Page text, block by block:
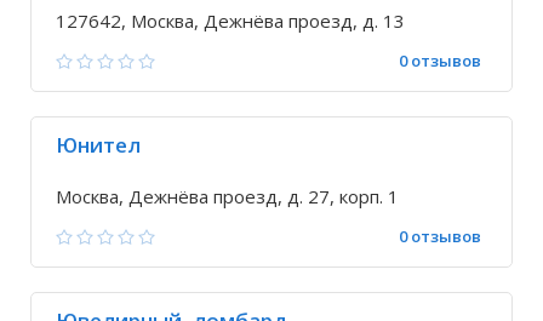
127642, Москва, Дежнёва проезд, д. 13
0 отзывов
Юнител
Москва, Дежнёва проезд, д. 27, корп. 1
0 отзывов